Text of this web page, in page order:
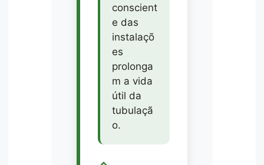
conscient
e das
instalaçõ
es
prolonga
m a vida
útil da
tubulaçã
o.